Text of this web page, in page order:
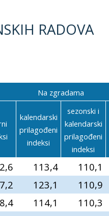
RADOVA
Na zgradama
kalendarski
prilagođeni
indeksi
sezonski i
kalendarski
prilagođeni
indeksi
113,4 110,1
123,1 110,9
114,1 110,3